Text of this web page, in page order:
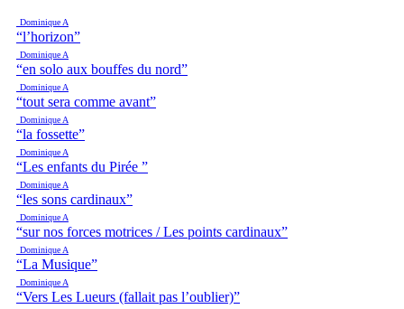
Dominique A
“l’horizon”
Dominique A
“en solo aux bouffes du nord”
Dominique A
“tout sera comme avant”
Dominique A
“la fossette”
Dominique A
“Les enfants du Pirée ”
Dominique A
“les sons cardinaux”
Dominique A
“sur nos forces motrices / Les points cardinaux”
Dominique A
“La Musique”
Dominique A
“Vers Les Lueurs (fallait pas l’oublier)”